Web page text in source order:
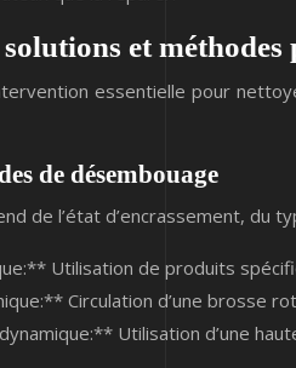
solutions et
essentielle pour
de désembouage
de l’état d’encrassement,
Utilisation de produits
Circulation d’une brosse
Utilisation d’une